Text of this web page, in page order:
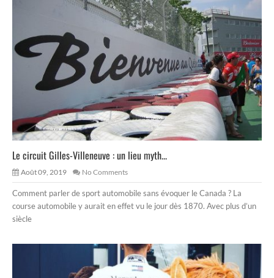
Le circuit Gilles-Villeneuve : un lieu myth...
Août 09, 2019 No Comments
Comment parler de sport automobile sans évoquer le Canada ? La
course automobile y aurait en effet vu le jour dès 1870. Avec plus d’un
siècle